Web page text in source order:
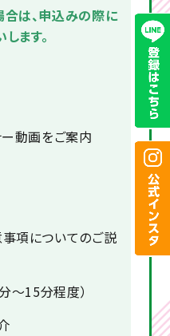
は、申込みの際に
ます。
動画をご案内
項についてのご説
～15分程度）